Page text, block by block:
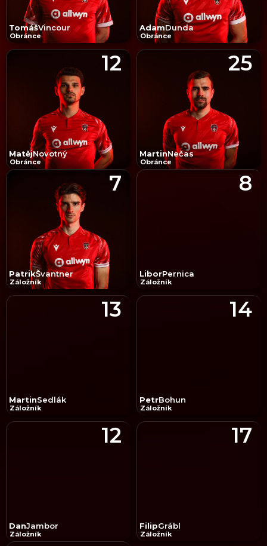
Obránce
TomášVincour
Obránce
AdamDunda
12
Obránce
MatějNovotný
25
Obránce
MartinNečas
7
Záložník
PatrikŠvantner
8
Záložník
LiborPernica
13
Záložník
MartinSedlák
14
Záložník
PetrBohun
12
Záložník
DanJambor
17
Záložník
FilipGrábl